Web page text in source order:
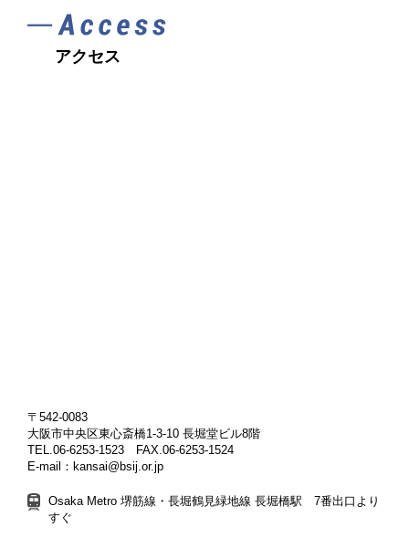
アクセス
〒542-0083
大阪市中央区東心斎橋1-3-10 長堀堂ビル8階
TEL.06-6253-1523 FAX.06-6253-1524
E-mail：kansai@bsij.or.jp
Osaka Metro 堺筋線・長堀鶴見緑地線 長堀橋駅 7番出口より
すぐ